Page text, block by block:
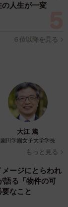
の人生が一変
６位以降を見る
大江 篤
園田学園女子大学学長
もっと見る
メージにとらわれ
語る「物件の可
なこと